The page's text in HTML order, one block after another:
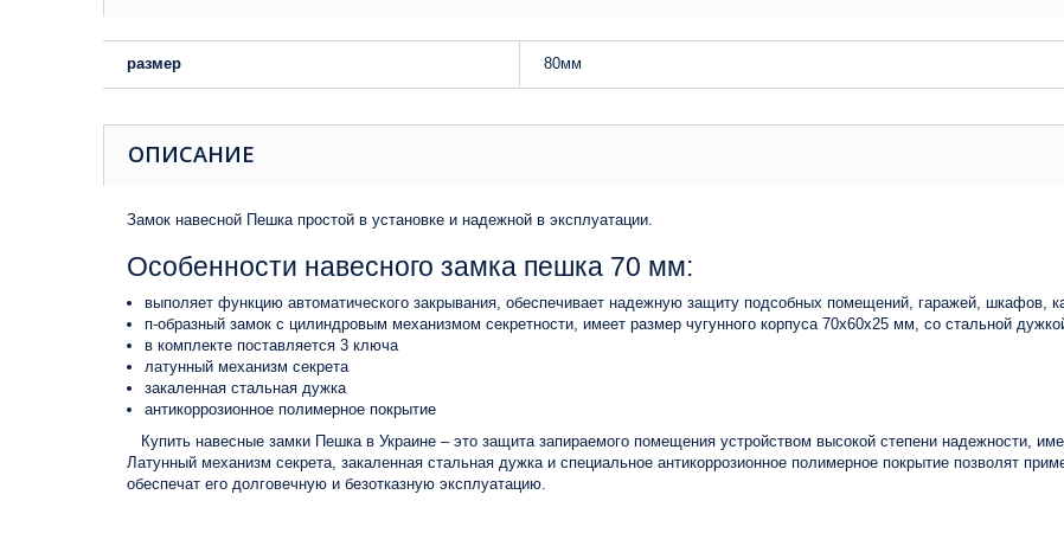
размер 80мм
ОПИСАНИЕ
Замок навесной Пешкапростой в установке и надежной в эксплуатации.
Особенности навесного замка пешка 70 мм:
выполяет функцию автоматического закрывания, обеспечивает надежную защиту подсобных помещений, гаражей, шкафов,
п-образный замок с цилиндровым механизмом секретности, имеет размер чугунного корпуса 70х60х25 мм, со стальной
в комплекте поставляется 3 ключа
латунный механизм секрета
закаленная стальная дужка
антикоррозионное полимерное покрытие
Купить навесные замки Пешка в Украине – это защита запираемого помещения устройством высокой степени надежности,
Латунный механизм секрета, закаленная стальная дужка и специальное антикоррозионное полимерное покрытие позволят
обеспечат его долговечную и безотказную эксплуатацию.